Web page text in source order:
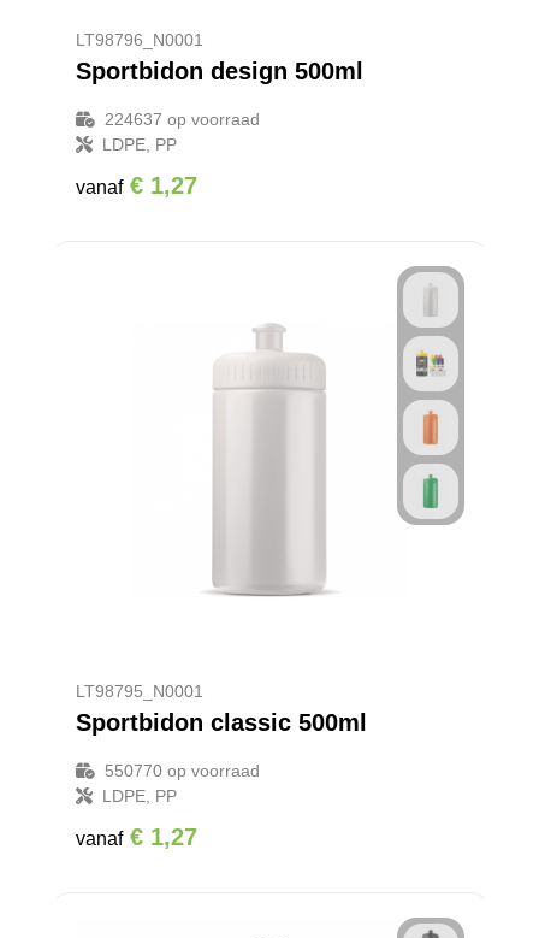
LT98796_N0001
Sportbidon design 500ml
224637 op voorraad
LDPE, PP
vanaf € 1,27
LT98795_N0001
Sportbidon classic 500ml
550770op voorraad
LDPE, PP
vanaf € 1,27